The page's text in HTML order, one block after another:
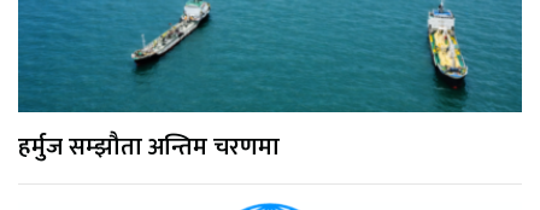
हर्मुज सम्झौता अन्तिम चरणमा